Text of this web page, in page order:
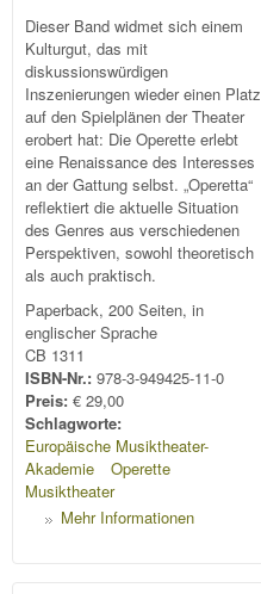
Dieser Band widmet sich einem
Kulturgut, das mit
diskussionswürdigen
Inszenierungen wieder einen Platz
auf den Spielplänen der Theater
erobert hat: Die Operette erlebt
eine Renaissance des Interesses
an der Gattung selbst. „Operetta“
reflektiert die aktuelle Situation
des Genres aus verschiedenen
Perspektiven, sowohl theoretisch
als auch praktisch.
Paperback, 200 Seiten, in
englischer Sprache
CB 1311
ISBN-Nr.: 978-3-949425-11-0
Preis: € 29,00
Schlagworte:
Europäische Musiktheater-
Akademie
Operette
Musiktheater
Mehr Informationen